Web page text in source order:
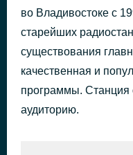
во Владивостоке с
старейших
существования
качественная и
программы. Станция
аудиторию.